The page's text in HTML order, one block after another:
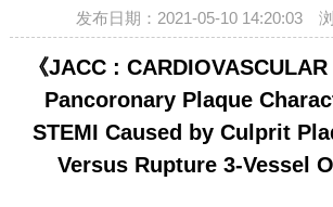
发布日期：2021-05-10 14:20:03
《JACC :
Pancoronary Plaque
STEMI Caused by Culprit
Versus Rupture 3-Vessel